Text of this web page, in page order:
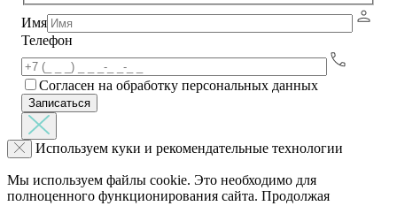
Имя
Телефон
Согласен на обработку персональных данных
Используем куки и рекомендательные технологии
Мы используем файлы cookie. Это необходимо для
полноценного функционирования сайта. Продолжая